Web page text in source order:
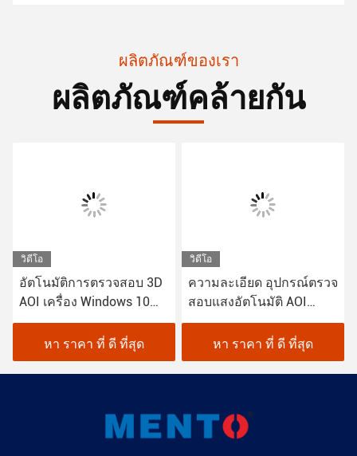
ผลิตภัณฑ์ของเรา
ผลิตภัณฑ์คล้ายกัน
วิดีโอ
อัตโนมัติการตรวจสอบ 3D
AOI เครื่อง Windows 10
ระบบ
หา ราคา ที่ ดี ที่สุด
วิดีโอ
ความละเอียด อุปกรณ์ตรวจ
สอบแสงอัตโนมัติ AOI
220V
หา ราคา ที่ ดี ที่สุด